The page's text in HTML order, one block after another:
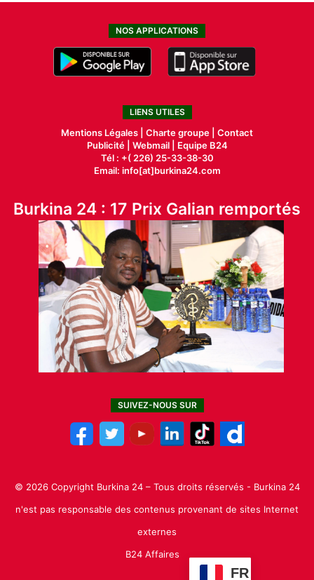
NOS APPLICATIONS
LIENS UTILES
Mentions Légales | Charte groupe | Contact
Publicité| Webmail |
Equipe B24
Tél : +( 226) 25-33-38-30
Email: info[at]burkina24.com
Burkina 24 : 17 Prix Galian remportés
SUIVEZ-NOUS SUR
© 2026 Copyright Burkina 24 – Tous droits réservés - Burkina 24
n'est pas responsable des contenus provenant de sites Internet
externes
B24 Affaires
FR